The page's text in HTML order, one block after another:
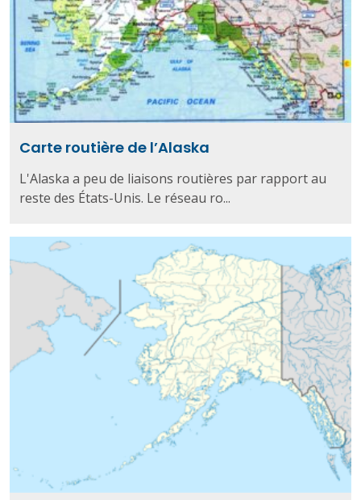
Carte routière de l’Alaska
L'Alaska a peu de liaisons routières par rapport au
reste des États-Unis. Le réseau ro...